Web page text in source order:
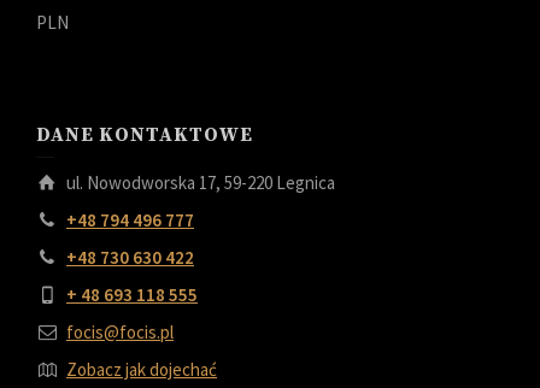
PLN
DANE KONTAKTOWE
ul. Nowodworska 17, 59-220 Legnica
+48 794 496 777
+48 730 630 422
+ 48 693 118 555
focis@focis.pl
Zobacz jak dojechać